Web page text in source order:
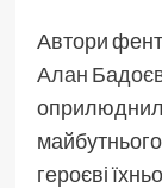
Автори
Алан
героєві